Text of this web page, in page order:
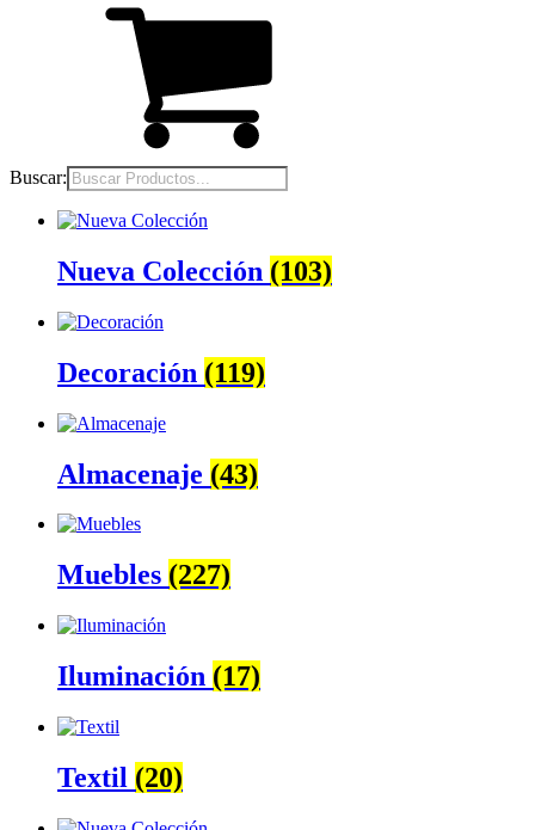
Buscar:
Nueva Colección (103)
Decoración (119)
Almacenaje (43)
Muebles (227)
Iluminación (17)
Textil (20)